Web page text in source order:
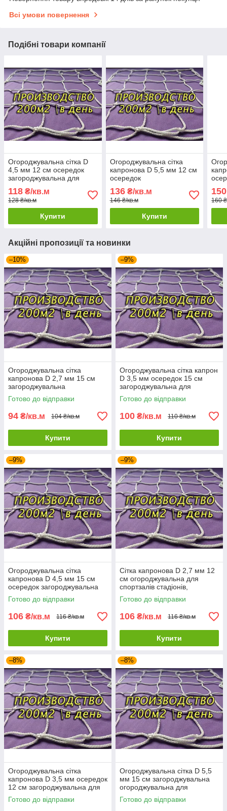
Всі умови повернення
Подібні товари компанії
Огороджувальна сітка D
4,5 мм 12 см осередок
загороджувальна для
спортзалів стадіонів,
спортмайданчиків
118 ₴/кв.м
128 ₴/кв.м
Купити
Огороджувальна сітка
капронова D 5,5 мм 12 см
осередок
загороджувальна для
спортзалів стадіонів,
спортмайданчиків
136₴/кв.м
146 ₴/кв.м
Купити
150
160
Акційні пропозиції та новинки
–10%
Огороджувальна сітка
капронова D 2,7 мм 15 см
загороджувальна
огороджувальна для
стадіонів спортзалів
Готово до відправки
94 ₴/кв.м 104 ₴/кв.м
Купити
–9%
Огороджувальна сітка капрон
D 3,5 мм осередок 15 см
загороджувальна для
стадіонів спортзалів
Готово до відправки
100 ₴/кв.м 110 ₴/кв.м
Купити
–9%
Огороджувальна сітка
капронова D 4,5 мм 15 см
осередок загороджувальна
для спортзалів стадіонів,
спортмайданчиків
Готово до відправки
106 ₴/кв.м 116 ₴/кв.м
Купити
–9%
Сітка капронова D 2,7 мм 12
см огороджувальна для
спортзалів стадіонів,
спортмайданчиків
Готово до відправки
106 ₴/кв.м 116 ₴/кв.м
Купити
–8%
Огороджувальна сітка
капронова D 3,5 мм осередок
12 см загороджувальна для
стадіонів спортзалів
Готово до відправки
–8%
Огороджувальна сітка D 5,5
мм 15 см загороджувальна
огороджувальна для
стадіонів спортзалів
Готово до відправки